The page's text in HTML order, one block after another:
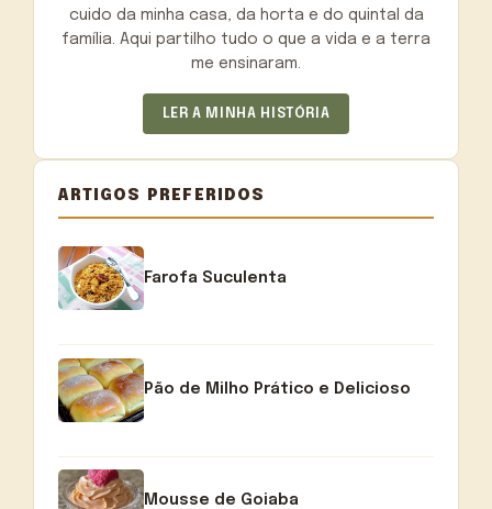
cuido da minha casa, da horta e do quintal da
família. Aqui partilho tudo o que a vida e a terra
me ensinaram.
LER A MINHA HISTÓRIA
ARTIGOS PREFERIDOS
Farofa Suculenta
Pão de Milho Prático e Delicioso
Mousse de Goiaba